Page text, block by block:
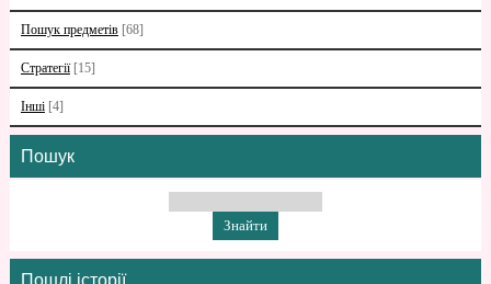
Пошук предметів [68]
Стратегії [15]
Інші [4]
Пошук
Пошлі історії